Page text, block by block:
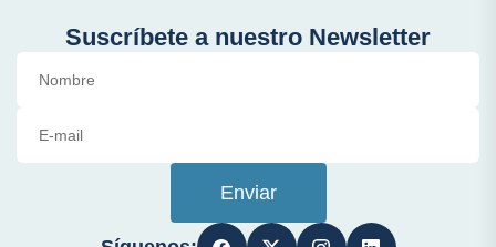
Suscríbete a nuestro Newsletter
Enviar